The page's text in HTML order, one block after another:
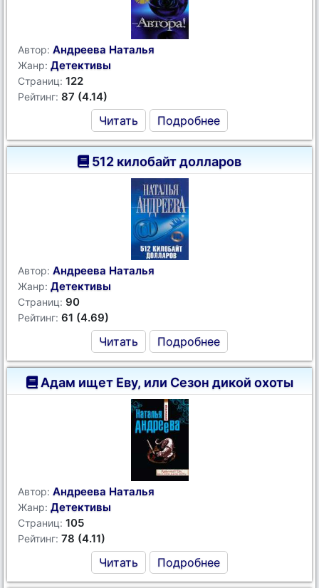
Автор: Андреева Наталья
Жанр: Детективы
Страниц: 122
Рейтинг: 87 (4.14)
Читать Подробнее
512 килобайт долларов
Автор: Андреева Наталья
Жанр: Детективы
Страниц: 90
Рейтинг: 61 (4.69)
Читать Подробнее
Адам ищет Еву, или Сезон дикой охоты
Автор: Андреева Наталья
Жанр: Детективы
Страниц: 105
Рейтинг: 78 (4.11)
Читать Подробнее